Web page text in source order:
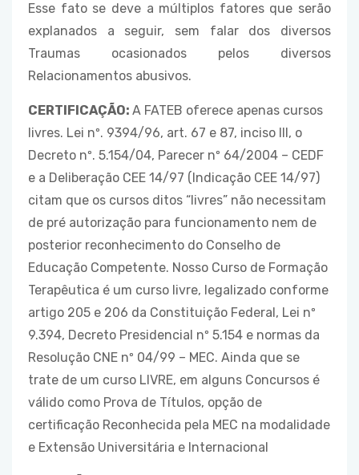
Esse fato se deve a múltiplos fatores que serão
explanados a seguir, sem falar dos diversos
Traumas ocasionados pelos diversos
Relacionamentos abusivos.
CERTIFICAÇÃO: A FATEB oferece apenas cursos
livres. Lei nº. 9394/96, art. 67 e 87, inciso III, o
Decreto nº. 5.154/04, Parecer nº 64/2004 – CEDF
e a Deliberação CEE 14/97 (Indicação CEE 14/97)
citam que os cursos ditos “livres” não necessitam
de pré autorização para funcionamento nem de
posterior reconhecimento do Conselho de
Educação Competente. Nosso Curso de Formação
Terapêutica é um curso livre, legalizado conforme
artigo 205 e 206 da Constituição Federal, Lei nº
9.394, Decreto Presidencial nº 5.154 e normas da
Resolução CNE nº 04/99 – MEC. Ainda que se
trate de um curso LIVRE, em alguns Concursos é
válido como Prova de Títulos, opção de
certificação Reconhecida pela MEC na modalidade
e Extensão Universitária e Internacional